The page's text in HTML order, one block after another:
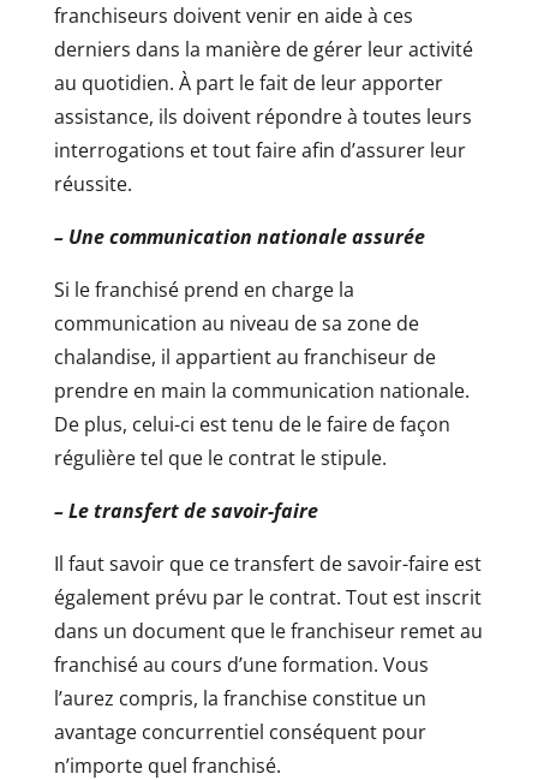
franchiseurs doivent venir en aide à ces
derniers dans la manière de gérer leur activité
au quotidien. À part le fait de leur apporter
assistance, ils doivent répondre à toutes leurs
interrogations et tout faire afin d’assurer leur
réussite.
– Une communication nationale assurée
Si le franchisé prend en charge la
communication au niveau de sa zone de
chalandise, il appartient au franchiseur de
prendre en main la communication nationale.
De plus, celui-ci est tenu de le faire de façon
régulière tel que le contrat le stipule.
– Le transfert de savoir-faire
Il faut savoir que ce transfert de savoir-faire est
également prévu par le contrat. Tout est inscrit
dans un document que le franchiseur remet au
franchisé au cours d’une formation. Vous
l’aurez compris, la franchise constitue un
avantage concurrentiel conséquent pour
n’importe quel franchisé.